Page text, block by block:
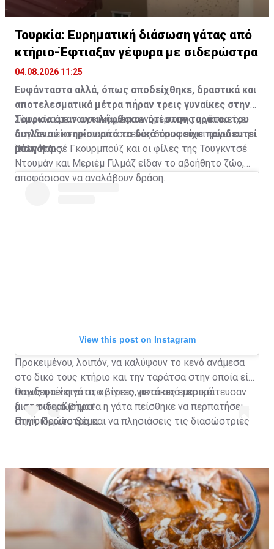
Τουρκία: Ευρηματική διάσωση γάτας από
κτήριο-Έφτιαξαν γέφυρα με σιδερώστρα
04.08.2026 11:25
Ευφάνταστα αλλά, όπως αποδείχθηκε, δραστικά και
αποτελεσματικά μέτρα πήραν τρεις γυναίκες στην
Τουρκία όταν αντιλήφθηκαν ότι στην ταράτσα του
διπλανού κτηρίου από το δικό τους είχε παγιδευτεί
μια γάτα.
Σύμφωνα με τουρκικά μέσα ενημέρωσης η γάτα είχε
παγιδευτεί στην ταράτσα ενός 6όροφου κτηρίου στην
πόλη Καρς.
Όταν η Αισέ Γκουρμπούζ και οι φίλες της Τουγκντσέ
Ντουμάν και Μεριέμ Γιλμάζ είδαν το αβοήθητο ζώο,
αποφάσισαν να αναλάβουν δράση.
View this post on Instagram
A post shared by Habertürk TV (@haberturktv)
Προκειμένου, λοιπόν, να καλύψουν το κενό ανάμεσα
στο δικό τους κτήριο και την ταράτσα στην οποία είχε
παγιδευτεί η γάτα, οι τρεις γυναίκες επιστράτευσαν
μια... σιδερώστρα!
Όπως φαίνεται στο βίντεο, μετά από μερικά
διστακτικά βήματα η γάτα πείσθηκε να περπατήσει
στη σιδερώστρα και να πλησιάσεις τις διασώστριές
Πηγή: Πρώτο Θέμα